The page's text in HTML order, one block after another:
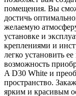
помещения. Вы
достичь
желаемую
установке и
креплениями и
легко установить
возможность
A D30 White и
пространство.
ярким и красивым